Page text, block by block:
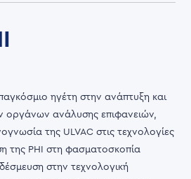
ηγέτη στην ανάπτυξη και
οργάνων ανάλυσης επιφανειών,
της ULVAC στις τεχνολογίες
της PHI στη φασματοσκοπία
στην τεχνολογική